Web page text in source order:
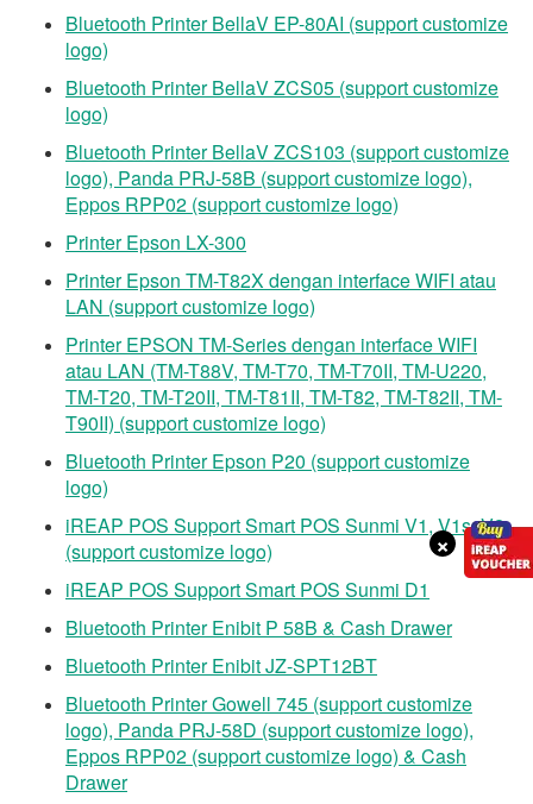
×
Bluetooth Printer BellaV EP-80AI (support customize
logo)
Bluetooth Printer BellaV ZCS05 (support customize
logo)
Bluetooth Printer BellaV ZCS103 (support customize
logo), Panda PRJ-58B (support customize logo),
Eppos RPP02 (support customize logo)
Printer Epson LX-300
Printer Epson TM-T82X dengan interface WIFI atau
LAN (support customize logo)
Printer EPSON TM-Series dengan interface WIFI
atau LAN (TM-T88V, TM-T70, TM-T70II, TM-U220,
TM-T20, TM-T20II, TM-T81II, TM-T82, TM-T82II, TM-
T90II) (support customize logo)
Bluetooth Printer Epson P20 (support customize
logo)
iREAP POS Support Smart POS Sunmi V1, V1s, V2
(support customize logo)
iREAP POS Support Smart POS Sunmi D1
Bluetooth Printer Enibit P 58B & Cash Drawer
Bluetooth Printer Enibit JZ-SPT12BT
Bluetooth Printer Gowell 745 (support customize
logo), Panda PRJ-58D (support customize logo),
Eppos RPP02 (support customize logo) & Cash
Drawer